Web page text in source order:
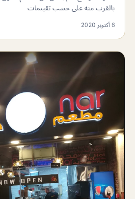
بالقرب منه على حسب تقييمات
6 أكتوبر 2020